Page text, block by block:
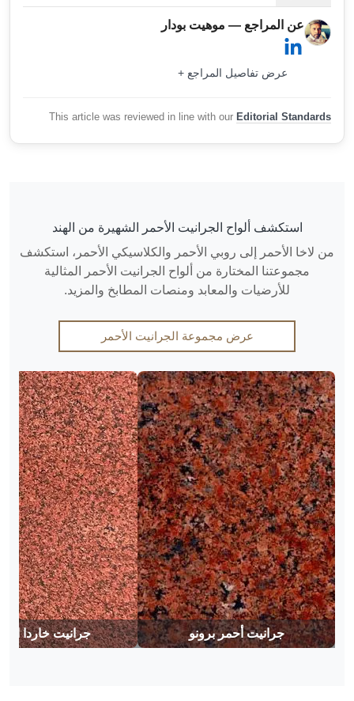
عن المراجع — موهيت بودار
عرض تفاصيل المراجع +
This article was reviewed in line with our Editorial Standards
استكشف ألواح الجرانيت الأحمر الشهيرة من الهند
من لاخا الأحمر إلى روبي الأحمر والكلاسيكي الأحمر، استكشف
مجموعتنا المختارة من ألواح الجرانيت الأحمر المثالية
للأرضيات والمعابد ومنصات المطابخ والمزيد.
عرض مجموعة الجرانيت الأحمر
جرانيت أحمر برونو جرانيت خاردا